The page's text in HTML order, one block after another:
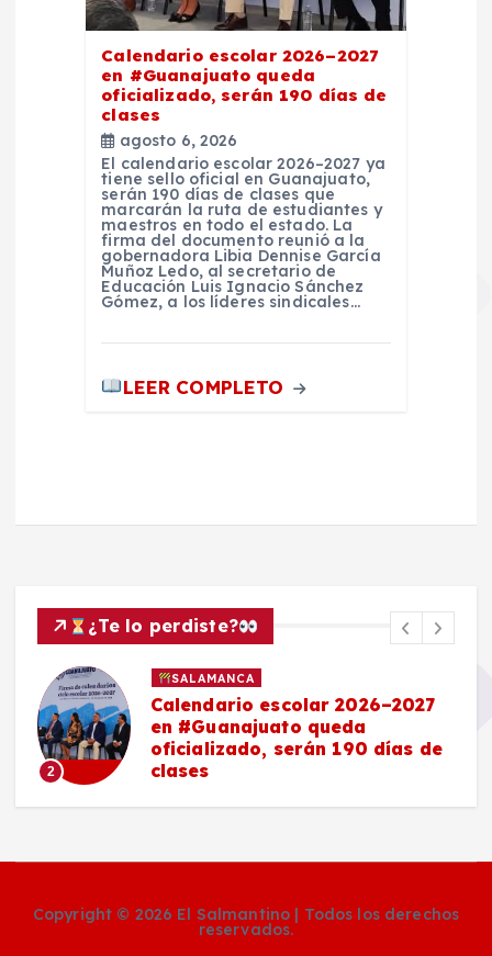
Calendario escolar 2026–2027
en #Guanajuato queda
oficializado, serán 190 días de
clases
agosto 6, 2026
El calendario escolar 2026–2027 ya
tiene sello oficial en Guanajuato,
serán 190 días de clases que
marcarán la ruta de estudiantes y
maestros en todo el estado. La
firma del documento reunió a la
gobernadora Libia Dennise García
Muñoz Ledo, al secretario de
Educación Luis Ignacio Sánchez
Gómez, a los líderes sindicales…
LEER COMPLETO
¿Te lo perdiste?
2
SALAMANCA
Calendario escolar 2026–2027
en #Guanajuato queda
oficializado, serán 190 días de
clases
Copyright © 2026 El Salmantino | Todos los derechos
reservados.